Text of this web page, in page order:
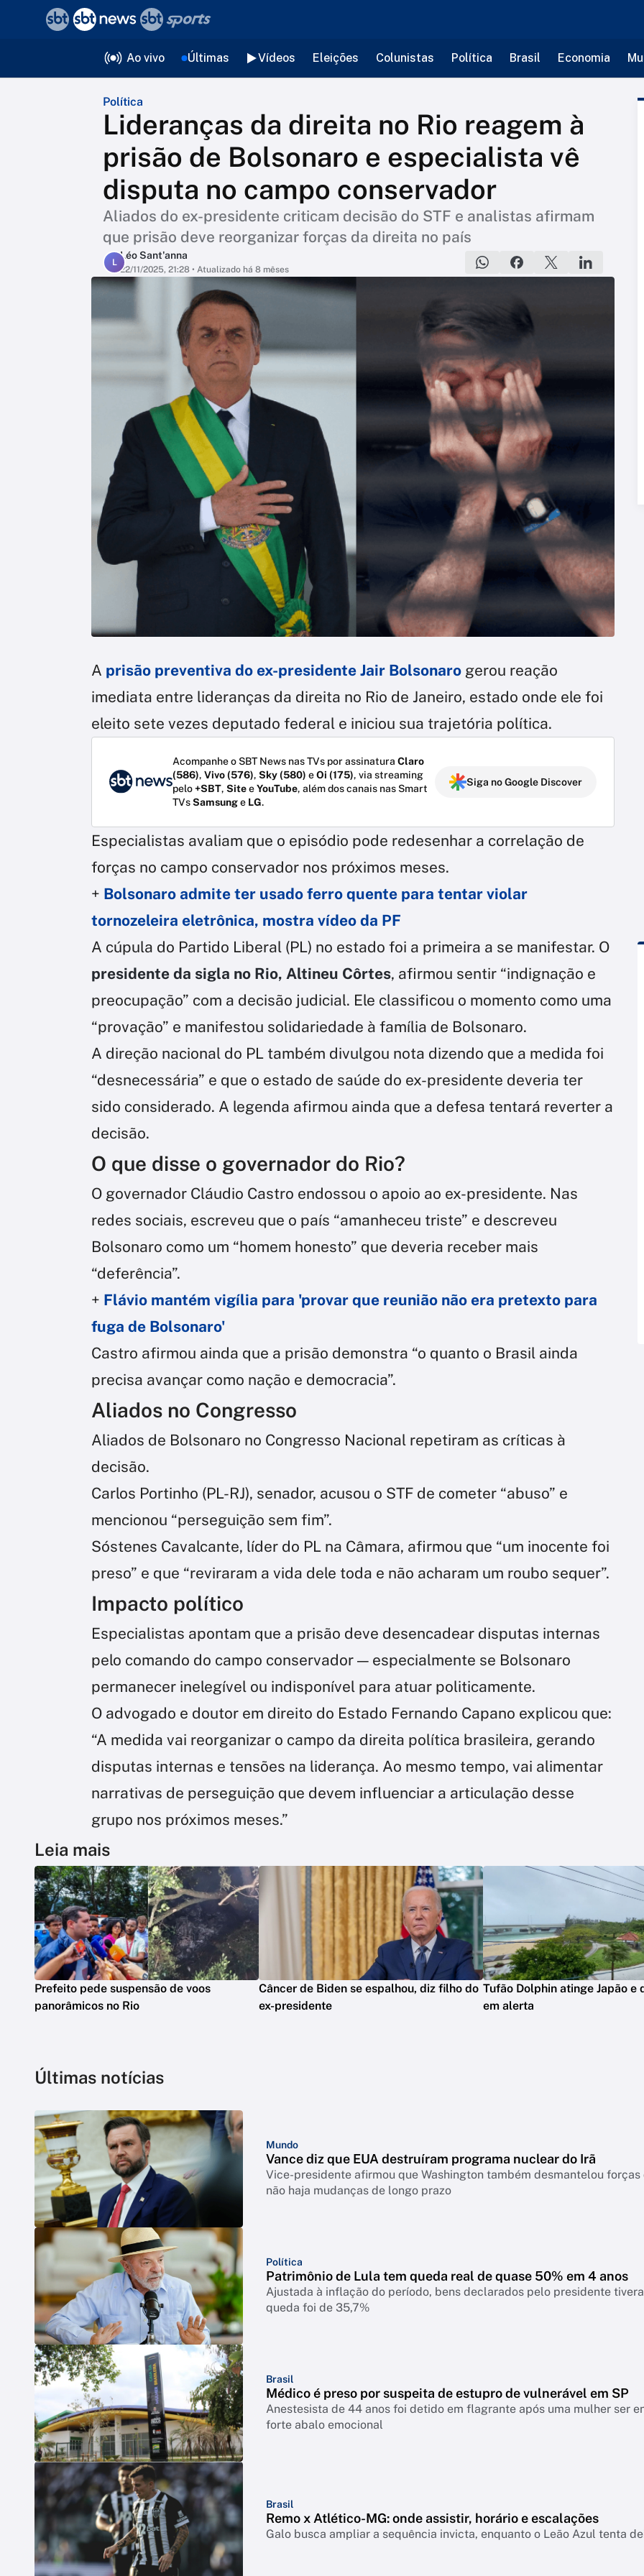
Ao vivo Últimas Vídeos Eleições Colunistas Política Brasil Economia
Política
Lideranças da direita no Rio reagem à
prisão de Bolsonaro e especialista vê
disputa no campo conservador
Aliados do ex-presidente criticam decisão do STF e analistas afirmam
que prisão deve reorganizar forças da direita no país
L
Léo Sant'anna
22/11/2025, 21:28 • Atualizado há 8 mêses
A prisão preventiva do ex-presidente Jair Bolsonaro gerou reação
imediata entre lideranças da direita no Rio de Janeiro, estado onde ele foi
eleito sete vezes deputado federal e iniciou sua trajetória política.
Acompanhe o SBT News nas TVs por assinatura Claro
(586), Vivo (576), Sky (580) eOi (175), via streaming
pelo+SBT, SiteeYouTube, além dos canais nas Smart
TVsSamsunge LG.
Siga no Google Discover
Especialistas avaliam que o episódio pode redesenhar a correlação de
forças no campo conservador nos próximos meses.
+ Bolsonaro admite ter usado ferro quente para tentar violar
tornozeleira eletrônica, mostra vídeo da PF
A cúpula do Partido Liberal (PL) no estado foi a primeira a se manifestar. O
presidente da sigla no Rio, Altineu Côrtes, afirmou sentir “indignação e
preocupação” com a decisão judicial. Ele classificou o momento como uma
“provação” e manifestou solidariedade à família de Bolsonaro.
A direção nacional do PL também divulgou nota dizendo que a medida foi
“desnecessária” e que o estado de saúde do ex-presidente deveria ter
sido considerado. A legenda afirmou ainda que a defesa tentará reverter a
decisão.
O que disse o governador do Rio?
O governador Cláudio Castro endossou o apoio ao ex-presidente. Nas
redes sociais, escreveu que o país “amanheceu triste” e descreveu
Bolsonaro como um “homem honesto” que deveria receber mais
“deferência”.
+ Flávio mantém vigília para 'provar que reunião não era pretexto para
fuga de Bolsonaro'
Castro afirmou ainda que a prisão demonstra “o quanto o Brasil ainda
precisa avançar como nação e democracia”.
Aliados no Congresso
Aliados de Bolsonaro no Congresso Nacional repetiram as críticas à
decisão.
Carlos Portinho (PL-RJ), senador, acusou o STF de cometer “abuso” e
mencionou “perseguição sem fim”.
Sóstenes Cavalcante, líder do PL na Câmara, afirmou que “um inocente foi
preso” e que “reviraram a vida dele toda e não acharam um roubo sequer”.
Impacto político
Especialistas apontam que a prisão deve desencadear disputas internas
pelo comando do campo conservador — especialmente se Bolsonaro
permanecer inelegível ou indisponível para atuar politicamente.
O advogado e doutor em direito do Estado Fernando Capano explicou que:
“A medida vai reorganizar o campo da direita política brasileira, gerando
disputas internas e tensões na liderança. Ao mesmo tempo, vai alimentar
narrativas de perseguição que devem influenciar a articulação desse
grupo nos próximos meses.”
Leia mais
Prefeito pede suspensão de voos
panorâmicos no Rio
Câncer de Biden se espalhou, diz filho do
ex-presidente
Tufão Dolphin atinge Japão e
em alerta
Últimas notícias
Mundo
Vance diz que EUA destruíram programa nuclear do Irã
Vice-presidente afirmou que Washington também desmantelou
não haja mudanças de longo prazo
Política
Patrimônio de Lula tem queda real de quase 50% em 4 anos
Ajustada à inflação do período, bens declarados pelo presidente
queda foi de 35,7%
Brasil
Médico é preso por suspeita de estupro de vulnerável em SP
Anestesista de 44 anos foi detido em flagrante após uma mulher ser
forte abalo emocional
Brasil
Remo x Atlético-MG: onde assistir, horário e escalações
Galo busca ampliar a sequência invicta, enquanto o Leão Azul tenta
voltar
Editorias